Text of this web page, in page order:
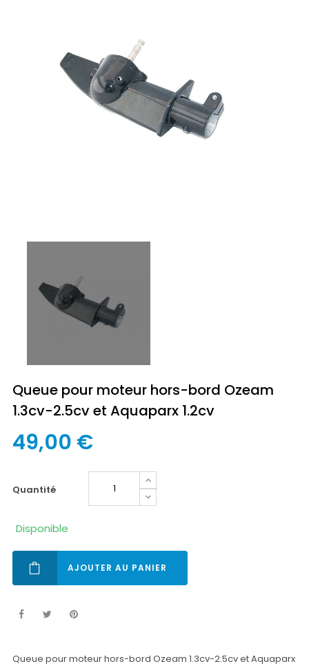
Queue pour moteur hors-bord Ozeam
1.3cv-2.5cv et Aquaparx 1.2cv
49,00 €
quantité
Disponible
AJOUTER AU PANIER
Queue pour moteur hors-bord Ozeam 1.3cv-2.5cv et Aquaparx